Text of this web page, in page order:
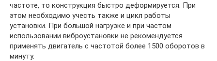
частоте, то конструкция быстро деформируется. При
этом необходимо учесть также и цикл работы
установки. При большой нагрузке и при частом
использовании виброустановки не рекомендуется
применять двигатель с частотой более 1500 оборотов в
минуту.